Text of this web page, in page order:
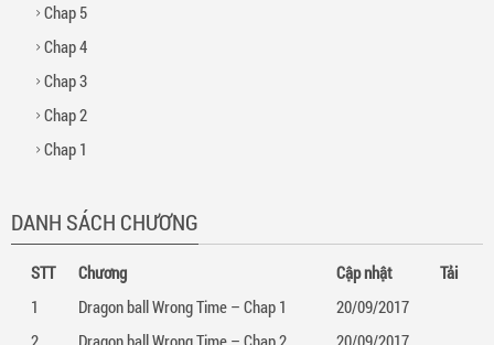
Chap 5
Chap 4
Chap 3
Chap 2
Chap 1
DANH SÁCH CHƯƠNG
STT Chương Cập nhật
Tải
1
Dragon ball Wrong Time – Chap 1
20/09/2017